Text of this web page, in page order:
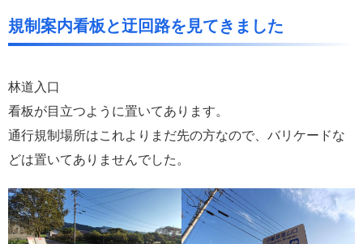
規制案内看板と迂回路を見てきました
林道入口
看板が目立つように置いてあります。
通行規制場所はこれよりまだ先の方なので、バリケードな
どは置いてありませんでした。